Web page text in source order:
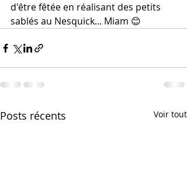
d'être fêtée en réalisant des petits
sablés au Nesquick... Miam 😊
Posts récents Voir tout